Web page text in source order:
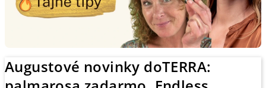
o
v
Augustové novinky doTERRA: